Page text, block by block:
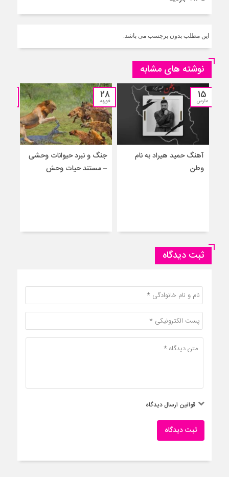
این مطلب بدون برچسب می باشد.
نوشته های مشابه
15
مارس
آهنگ حمید هیراد به نام
وطن
28
فوریه
جنگ و نبرد حیوانات وحشی
– مستند حیات وحش
ثبت دیدگاه
قوانین ارسال دیدگاه
ثبت دیدگاه